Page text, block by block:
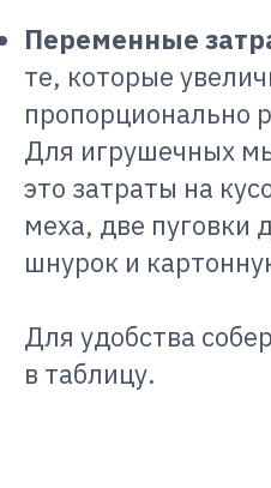
Переменные
те, которые
пропорционально
Для игрушечных
это затраты на
меха, две пуговки
шнурок и
Для удобства
в таблицу.